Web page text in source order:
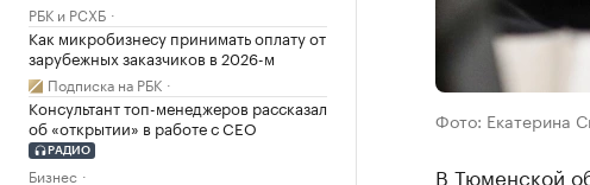
РБК и РСХБ
Как микробизнесу принимать оплату от
зарубежных заказчиков в 2026-м
Подписка на РБК
Консультант топ-менеджеров рассказал
об «открытии» в работе с CEO
РАДИО
Бизнес
Фото: Екатерина
В Тюменской